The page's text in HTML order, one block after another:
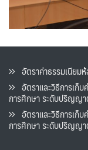
อัตราค่าธรรมเนียมห้
อัตราและวิธีการเก็บ
การศึกษา ระดับปริญญ
อัตราและวิธีการเก็บ
การศึกษา ระดับปริญญ